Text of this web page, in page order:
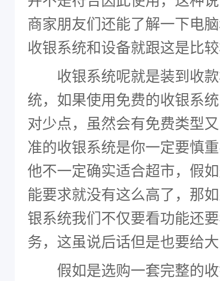
商家朋友们还能了解一下电
收银系统和设备就跟这是比
收银系统呢就是装到收款
统，如果使用免费的收银系
对少点，虽然会有免费类型
准的收银系统是你一定要慎
他不一定确实适合超市，假
能要求就没有这么高了，那
银系统我们不仅要看功能还
务，这虽说后话但是也要给
假如是选购一套完整的收